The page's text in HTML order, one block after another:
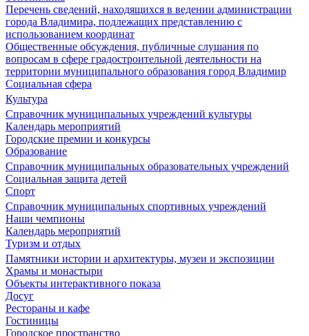
Перечень сведений, находящихся в ведении администрации
города Владимира, подлежащих представлению с
использованием координат
Общественные обсуждения, публичные слушания по
вопросам в сфере градостроительной деятельности на
территории муниципального образования город Владимир
Социальная сфера
Культура
Справочник муниципальных учреждений культуры
Календарь мероприятий
Городские премии и конкурсы
Образование
Справочник муниципальных образовательных учреждений
Социальная защита детей
Спорт
Справочник муниципальных спортивных учреждений
Наши чемпионы
Календарь мероприятий
Туризм и отдых
Памятники истории и архитектуры, музеи и экспозиции
Храмы и монастыри
Объекты интерактивного показа
Досуг
Рестораны и кафе
Гостиницы
Городское пространство